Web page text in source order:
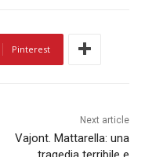
Pinterest
Next article
Vajont. Mattarella: una